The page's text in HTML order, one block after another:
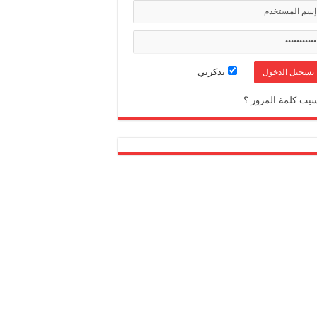
تذكرني
كلمة المرور ؟